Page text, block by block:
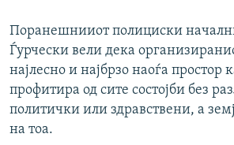
Поранешнииот полициски
Ѓурчески вели дека
најлесно и најбрзо наоѓа простор
профитира од сите состојби без
политички или здравствени, а
на тоа.